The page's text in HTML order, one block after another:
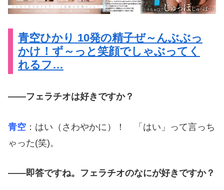
青空ひかり 10発の精子ぜ～んぶぶっ
かけ！ず～っと笑顔でしゃぶってく
れるフ…
――フェラチオは好きですか？
青空 ：はい（さわやかに）！ 「はい」って言っち
ゃった(笑)。
――即答ですね。フェラチオのなにが好きですか？